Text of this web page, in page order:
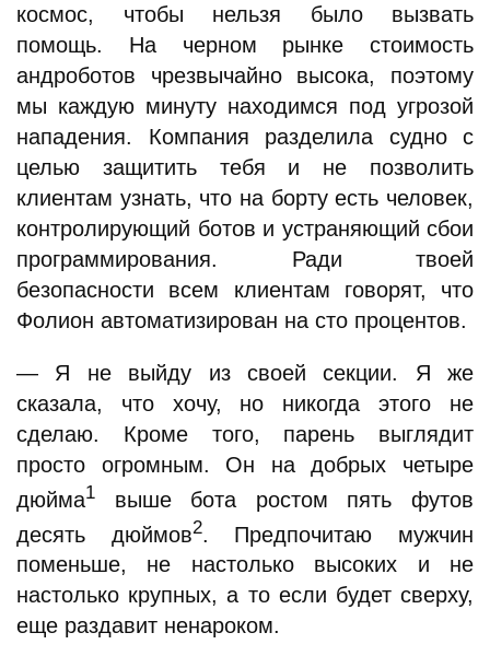
космос, чтобы нельзя было вызвать
помощь. На черном рынке стоимость
андроботов чрезвычайно высока, поэтому
мы каждую минуту находимся под угрозой
нападения. Компания разделила судно с
целью защитить тебя и не позволить
клиентам узнать, что на борту есть человек,
контролирующий ботов и устраняющий сбои
программирования. Ради твоей
безопасности всем клиентам говорят, что
Фолион автоматизирован на сто процентов.
— Я не выйду из своей секции. Я же
сказала, что хочу, но никогда этого не
сделаю. Кроме того, парень выглядит
просто огромным. Он на добрых четыре
дюйма1 выше бота ростом пять футов
десять дюймов2. Предпочитаю мужчин
поменьше, не настолько высоких и не
настолько крупных, а то если будет сверху,
еще раздавит ненароком.